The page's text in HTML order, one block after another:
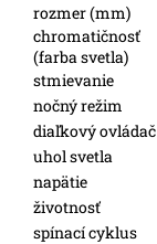
rozmer (mm)
chromatičnosť
(farba svetla)
stmievanie
nočný režim
diaľkový ovládač
uhol svetla
napätie
životnosť
spínací cyklus